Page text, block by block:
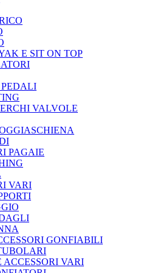
E SIT ON TOP
VALVOLE
PAGAIE
VARI
GONFIABILI
ACCESSORI VARI